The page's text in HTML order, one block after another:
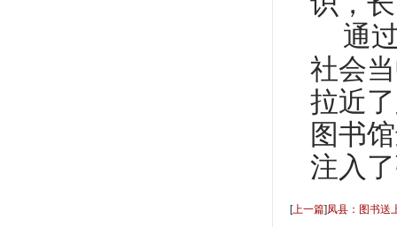
通
社会
拉近
图书
注入
[上一篇]凤县：图书送